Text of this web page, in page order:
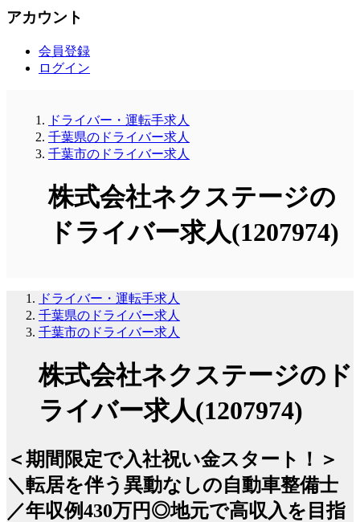
アカウント
会員登録
ログイン
ドライバー・運転手求人
千葉県のドライバー求人
千葉市のドライバー求人
株式会社ネクステージの
ドライバー求人(1207974)
ドライバー・運転手求人
千葉県のドライバー求人
千葉市のドライバー求人
株式会社ネクステージのド
ライバー求人(1207974)
＜期間限定で入社祝い金スタート！＞
＼転居を伴う異動なしの自動車整備士
／年収例430万円◎地元で高収入を目指